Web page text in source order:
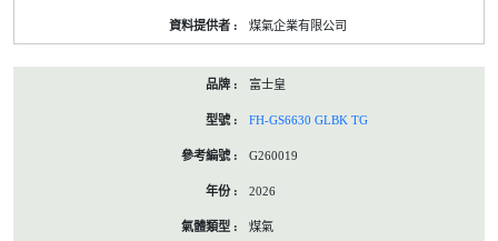
煤氣企業有限公司
富士皇
FH-GS6630 GLBK TG
G260019
2026
煤氣